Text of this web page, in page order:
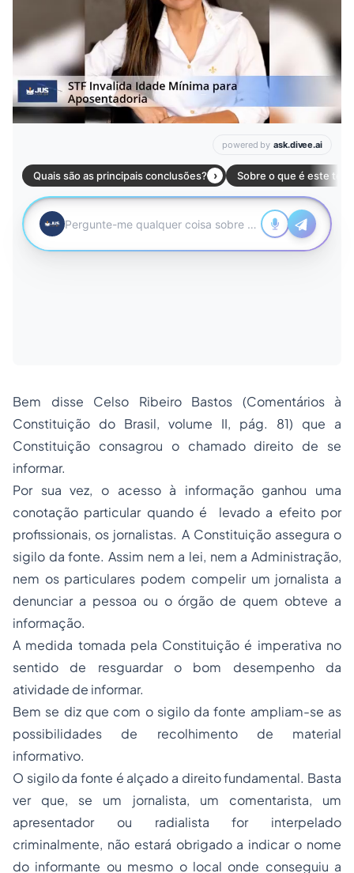
Bem disse Celso Ribeiro Bastos (Comentários à
Constituição do Brasil, volume II, pág. 81) que a
Constituição consagrou o chamado direito de se
informar.
Por sua vez, o acesso à informação ganhou uma
conotação particular quando é levado a efeito por
profissionais, os jornalistas. A Constituição assegura o
sigilo da fonte. Assim nem a lei, nem a Administração,
nem os particulares podem compelir um jornalista a
denunciar a pessoa ou o órgão de quem obteve a
informação.
A medida tomada pela Constituição é imperativa no
sentido de resguardar o bom desempenho da
atividade de informar.
Bem se diz que com o sigilo da fonte ampliam-se as
possibilidades de recolhimento de material
informativo.
O sigilo da fonte é alçado a direito fundamental. Basta
ver que, se um jornalista, um comentarista, um
apresentador ou radialista for interpelado
criminalmente, não estará obrigado a indicar o nome
do informante ou mesmo o local onde conseguiu a